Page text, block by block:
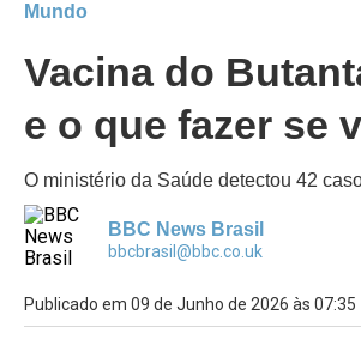
Mundo
Vacina do
e o que fazer se
O ministério da Saúde detectou 42
BBC News Brasil
bbcbrasil@bbc.co.uk
Publicado em 09 de Junho de 2026 às 07:35